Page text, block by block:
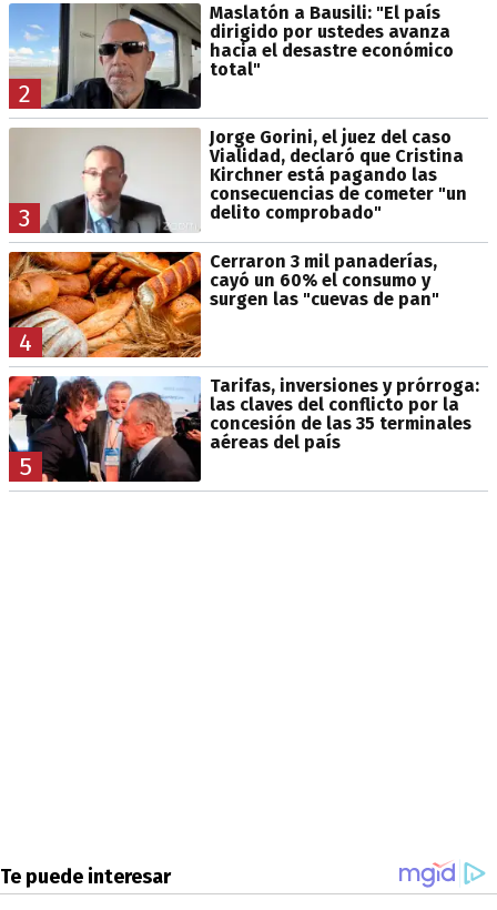
2
Maslatón a Bausili: "El país
dirigido por ustedes avanza
hacia el desastre económico
total"
3
Jorge Gorini, el juez del caso
Vialidad, declaró que Cristina
Kirchner está pagando las
consecuencias de cometer "un
delito comprobado"
4
Cerraron 3 mil panaderías,
cayó un 60% el consumo y
surgen las "cuevas de pan"
5
Tarifas, inversiones y prórroga:
las claves del conflicto por la
concesión de las 35 terminales
aéreas del país